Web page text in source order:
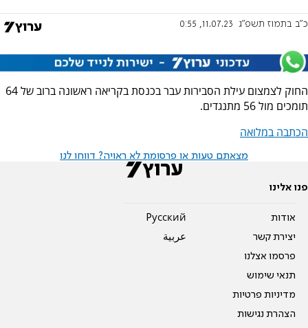
כ"ב בתמוז תשפ"ג 11.07.23, 0:55
החוק לצמצום עילת הסבירות עבר בכנסת בקריאה ראשונה ברוב של 64
תומכים מול 56 מתנגדים.
הכתבה במלואה
מצאתם טעות או פרסומת לא ראויה? דווחו לנו
פנו אלינו
אודות
יצירת קשר
פרסמו אצלנו
תנאי שימוש
מדיניות פרטיות
הצהרת נגישות
Pусский
عربية